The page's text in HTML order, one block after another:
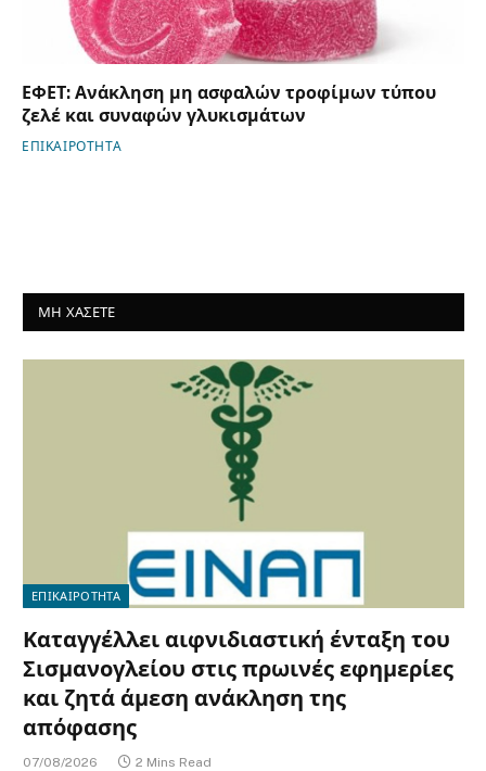
ΕΦΕΤ: Ανάκληση μη ασφαλών τροφίμων τύπου
ζελέ και συναφών γλυκισμάτων
ΕΠΙΚΑΙΡΟΤΗΤΑ
ΜΗ ΧΑΣΕΤΕ
ΕΠΙΚΑΙΡΟΤΗΤΑ
Καταγγέλλει αιφνιδιαστική ένταξη του
Σισμανογλείου στις πρωινές εφημερίες
και ζητά άμεση ανάκληση της
απόφασης
07/08/2026 2 Mins Read